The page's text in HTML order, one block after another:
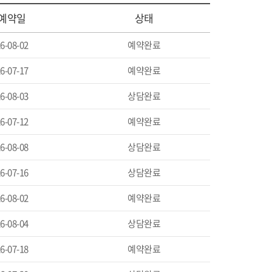
약일 상태
07-17
예약완료
08-03
상담완료
07-12
예약완료
08-08
상담완료
07-16
상담완료
08-02
예약완료
08-04
상담완료
07-18
예약완료
07-20
상담완료